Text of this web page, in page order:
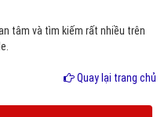
tâm và tìm kiếm rất nhiều trên
Quay lại trang chủ